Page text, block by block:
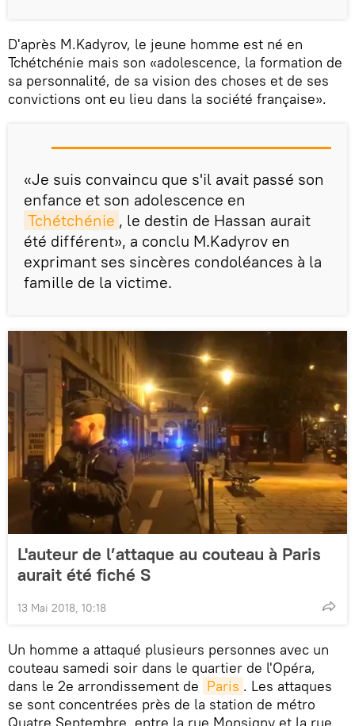
D'après M.Kadyrov, le jeune homme est né en
Tchétchénie mais son «adolescence, la formation de
sa personnalité, de sa vision des choses et de ses
convictions ont eu lieu dans la société française».
«Je suis convaincu que s'il avait passé son
enfance et son adolescence en
Tchétchénie , le destin de Hassan aurait
été différent», a conclu M.Kadyrov en
exprimant ses sincères condoléances à la
famille de la victime.
L'auteur de l’attaque au couteau à Paris
aurait été fiché S
13 Mai 2018, 10:18
Un homme a attaqué plusieurs personnes avec un
couteau samedi soir dans le quartier de l'Opéra,
dans le 2e arrondissement de Paris . Les attaques
se sont concentrées près de la station de métro